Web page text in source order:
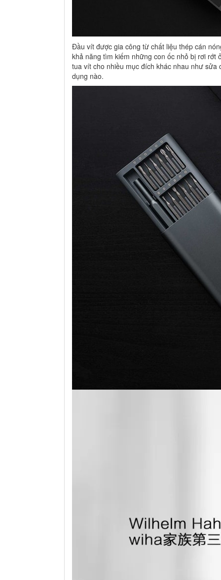
Đầu vít được gia công từ chất liệu thép cán
khả năng tìm kiếm những con ốc nhỏ bị rơi
tua vít cho nhiều mục đích khác nhau như
dụng nào.